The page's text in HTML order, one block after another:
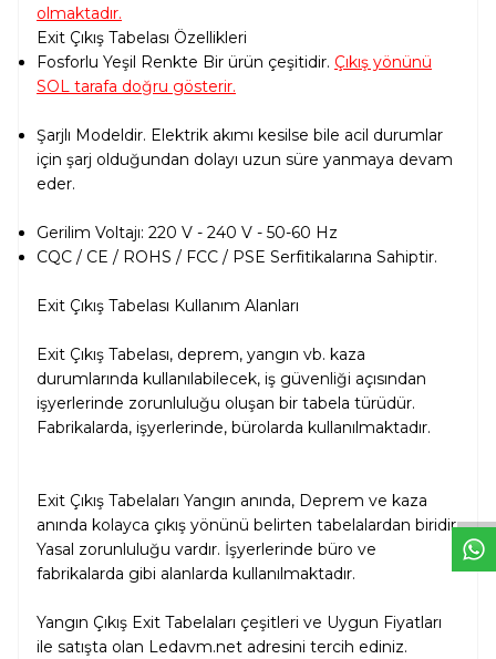
olmaktadır.
Exit Çıkış Tabelası Özellikleri
Fosforlu Yeşil Renkte Bir ürün çeşitidir. Çıkış yönünü
SOL tarafa doğru gösterir.
Şarjlı Modeldir. Elektrik akımı kesilse bile acil durumlar
için şarj olduğundan dolayı uzun süre yanmaya devam
eder.
Gerilim Voltajı: 220 V - 240 V - 50-60 Hz
CQC / CE / ROHS / FCC / PSE Serfitikalarına Sahiptir.
Exit Çıkış Tabelası Kullanım Alanları
Exit Çıkış Tabelası, deprem, yangın vb. kaza
durumlarında kullanılabilecek, iş güvenliği açısından
işyerlerinde zorunluluğu oluşan bir tabela türüdür.
Fabrikalarda, işyerlerinde, bürolarda kullanılmaktadır.
Exit Çıkış Tabelaları Yangın anında, Deprem ve kaza
anında kolayca çıkış yönünü belirten tabelalardan biridir.
Yasal zorunluluğu vardır. İşyerlerinde büro ve
fabrikalarda gibi alanlarda kullanılmaktadır.
Yangın Çıkış Exit Tabelaları çeşitleri ve Uygun Fiyatları
ile satışta olan Ledavm.net adresini tercih ediniz.